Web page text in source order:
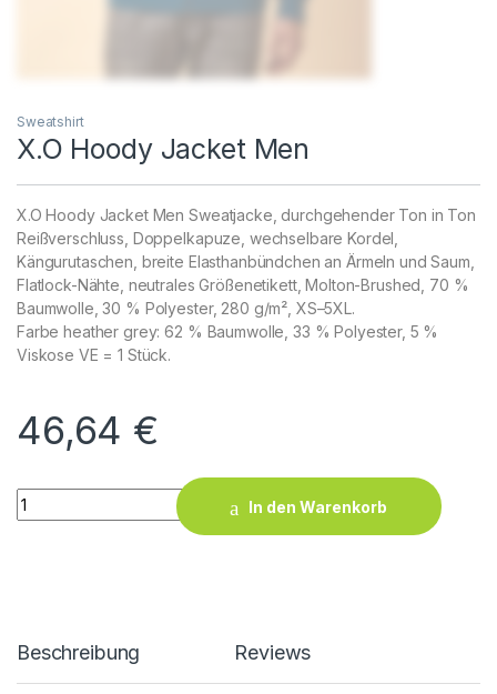
Sweatshirt
X.O Hoody Jacket Men
X.O Hoody Jacket Men Sweatjacke, durchgehender Ton in Ton
Reißverschluss, Doppelkapuze, wechselbare Kordel,
Kängurutaschen, breite Elasthanbündchen an Ärmeln und Saum,
Flatlock-Nähte, neutrales Größenetikett, Molton-Brushed, 70 %
Baumwolle, 30 % Polyester, 280 g/m², XS–5XL.
Farbe heather grey: 62 % Baumwolle, 33 % Polyester, 5 %
Viskose VE = 1 Stück.
46,64 €
X.O Hoody Jacket Men quantity
In den Warenkorb
Beschreibung Reviews